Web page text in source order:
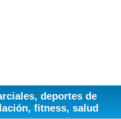
deportes de
fitness, salud